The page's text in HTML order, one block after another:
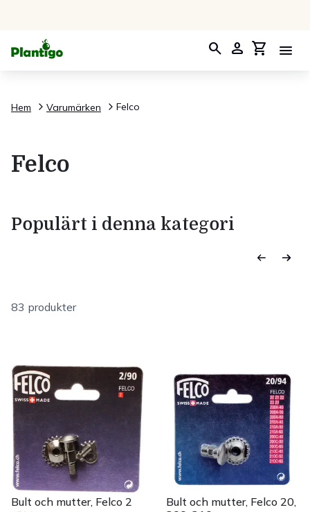
search person shopping_cart menu
Hem Varumärken Felco
Felco
Populärt i denna kategori
83 produkter
Bult och mutter, Felco 2
Bult och mutter, Felco 20,